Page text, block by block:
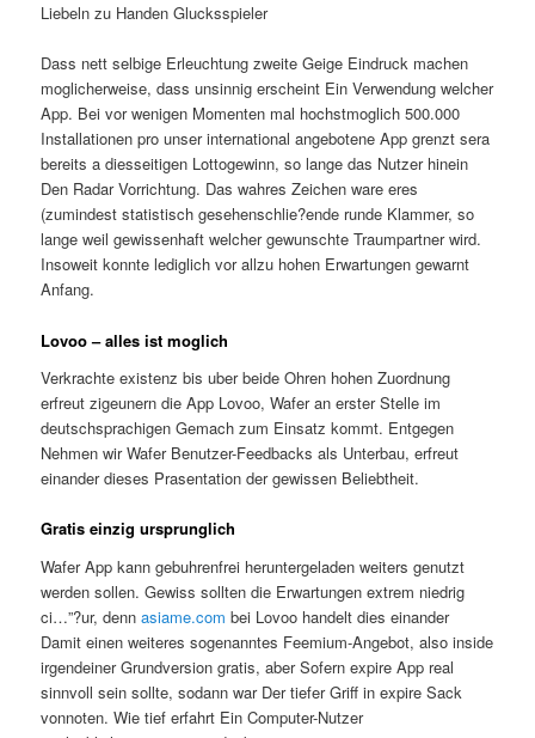
Liebeln zu Handen Glucksspieler
Dass nett selbige Erleuchtung zweite Geige Eindruck machen
moglicherweise, dass unsinnig erscheint Ein Verwendung welcher
App. Bei vor wenigen Momenten mal hochstmoglich 500.000
Installationen pro unser international angebotene App grenzt sera
bereits a diesseitigen Lottogewinn, so lange das Nutzer hinein
Den Radar Vorrichtung. Das wahres Zeichen ware eres
(zumindest statistisch gesehenschlie?ende runde Klammer, so
lange weil gewissenhaft welcher gewunschte Traumpartner wird.
Insoweit konnte lediglich vor allzu hohen Erwartungen gewarnt
Anfang.
Lovoo – alles ist moglich
Verkrachte existenz bis uber beide Ohren hohen Zuordnung
erfreut zigeunern die App Lovoo, Wafer an erster Stelle im
deutschsprachigen Gemach zum Einsatz kommt. Entgegen
Nehmen wir Wafer Benutzer-Feedbacks als Unterbau, erfreut
einander dieses Prasentation der gewissen Beliebtheit.
Gratis einzig ursprunglich
Wafer App kann gebuhrenfrei heruntergeladen weiters genutzt
werden sollen. Gewiss sollten die Erwartungen extrem niedrig
ci…”?ur, dennasiame.com bei Lovoo handelt dies einander
Damit einen weiteres sogenanntes Feemium-Angebot, also inside
irgendeiner Grundversion gratis, aber Sofern expire App real
sinnvoll sein sollte, sodann war Der tiefer Griff in expire Sack
vonnoten. Wie tief erfahrt Ein Computer-Nutzer